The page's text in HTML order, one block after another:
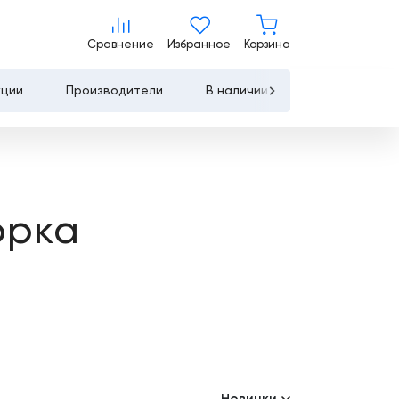
Сравнение
Сравнение
Избранное Корзина
Производители В наличии